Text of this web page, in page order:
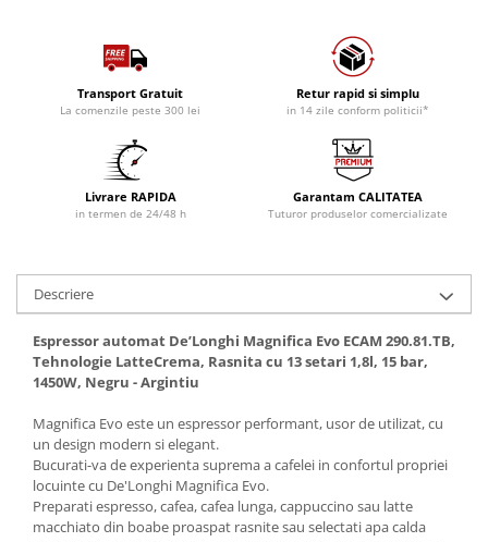
Transport Gratuit
La comenzile peste 300 lei
Retur rapid si simplu
in 14 zile conform politicii*
Livrare RAPIDA
in termen de 24/48 h
Garantam CALITATEA
Tuturor produselor comercializate
Descriere
Espressor automat De’Longhi Magnifica Evo ECAM 290.81.TB,
Tehnologie LatteCrema, Rasnita cu 13 setari 1,8l, 15 bar,
1450W, Negru - Argintiu
Magnifica Evo este un espressor performant, usor de utilizat, cu
un design modern si elegant.
Bucurati-va de experienta suprema a cafelei in confortul propriei
locuinte cu De'Longhi Magnifica Evo.
Preparati espresso, cafea, cafea lunga, cappuccino sau latte
macchiato din boabe proaspat rasnite sau selectati apa calda